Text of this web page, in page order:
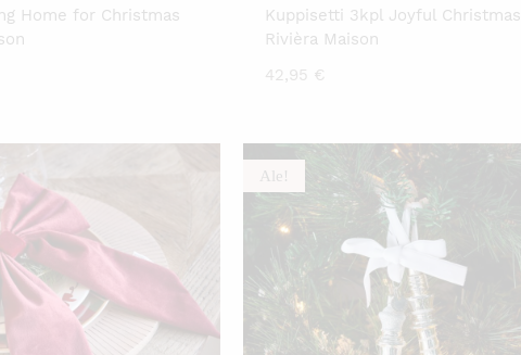
Home for Christmas
Kuppisetti 3kpl Joyful Christmas
Rivièra Maison
42,95 €
Ale!